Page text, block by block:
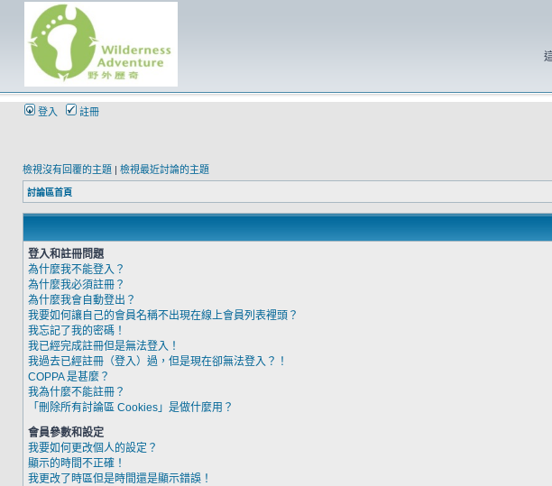
登入 註冊
檢視沒有回覆的主題 | 檢視最近討論的主題
討論區首頁
登入和註冊問題
為什麼我不能登入？
為什麼我必須註冊？
為什麼我會自動登出？
我要如何讓自己的會員名稱不出現在線上會員列表裡頭？
我忘記了我的密碼！
我已經完成註冊但是無法登入！
我過去已經註冊（登入）過，但是現在卻無法登入？！
COPPA 是甚麼？
我為什麼不能註冊？
「刪除所有討論區 Cookies」是做什麼用？
會員參數和設定
我要如何更改個人的設定？
顯示的時間不正確！
我更改了時區但是時間還是顯示錯誤！